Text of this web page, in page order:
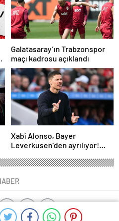
Galatasaray’ın Trabzonspor
maçı kadrosu açıklandı
Xabi Alonso, Bayer
Leverkusen’den ayrılıyor!